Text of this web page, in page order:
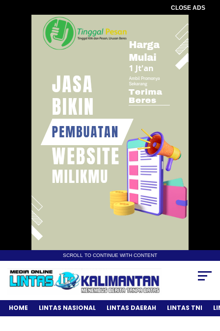
CLOSE ADS
SCROLL TO CONTINUE WITH CONTENT
HOME LINTAS NASIONAL LINTAS DAERAH LINTAS TNI